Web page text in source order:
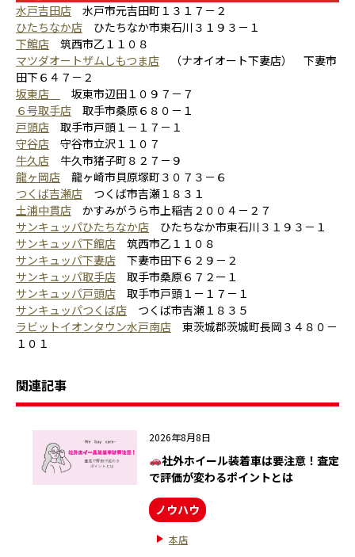
水戸吉田店 水戸市元吉田町１３１７－２
ひたちなか店 ひたちなか市東石川３１９３－１
下館店 筑西市乙１１０８
マツダオートザムしもつま店 （ナオイオート下妻店） 下妻市
田下６４７－２
坂東店
坂東市辺田１０９７－７
６号取手店 取手市桑原６８０－１
戸頭店 取手市戸頭１－１７－１
守谷店 守谷市立沢１１０７
牛久店 牛久市猪子町８２７－９
龍ヶ岡店 龍ヶ崎市貝原塚町３０７３－６
つくば吉瀬店 つくば市吉瀬１８３１
土浦中貫店 かすみがうら市上稲吉２００４－２７
サンキュッパひたちなか店 ひたちなか市東石川３１９３－１
サンキュッパ下館店 筑西市乙１１０８
サンキュッパ下妻店 下妻市田下６２９－２
サンキュッパ取手店 取手市桑原６７２ー１
サンキュッパ戸頭店 取手市戸頭１－１７－１
サンキュッパつくば店 つくば市吉瀬１８３５
ラビットイオンタウン水戸南店 東茨城郡茨城町長岡３４８０－
１０１
関連記事
2026年8月8日
社外ホイール装着車は要注意！査定
で評価が変わるポイントとは
ノウハウ
本店